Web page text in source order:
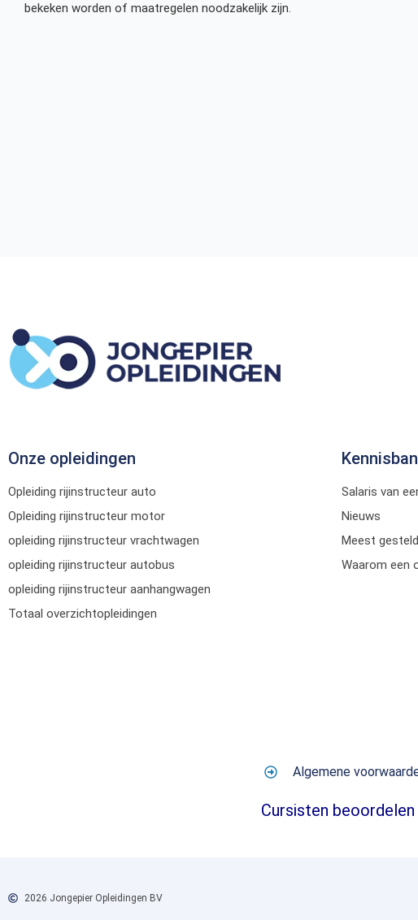
bekeken worden of maatregelen noodzakelijk zijn.
Onze opleidingen
Opleiding rijinstructeur auto
Opleiding rijinstructeur motor
opleiding rijinstructeur vrachtwagen
opleiding rijinstructeur autobus
opleiding rijinstructeur aanhangwagen
Totaal overzichtopleidingen
Salaris van
Nieuws
Meest
Waarom een
Algemene
Cursisten
2026 Jongepier Opleidingen BV